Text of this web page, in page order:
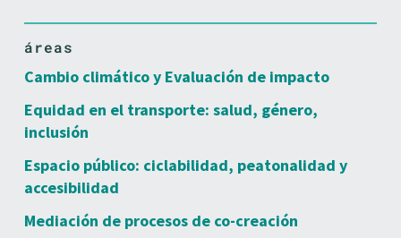
áreas
Cambio climático y Evaluación de impacto
Equidad en el transporte: salud, género,
inclusión
Espacio público: ciclabilidad, peatonalidad y
accesibilidad
Mediación de procesos de co-creación